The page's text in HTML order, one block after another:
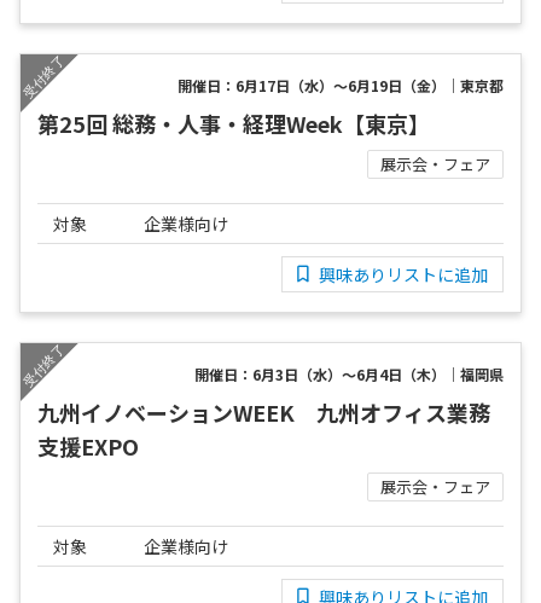
開催日：6月17日（水）～6月19日（金）｜東京都
第25回 総務・人事・経理Week【東京】
展示会・フェア
対象 企業様向け
興味ありリストに追加
開催日：6月3日（水）～6月4日（木）｜福岡県
九州イノベーションWEEK 九州オフィス業務
支援EXPO
展示会・フェア
対象 企業様向け
興味ありリストに追加